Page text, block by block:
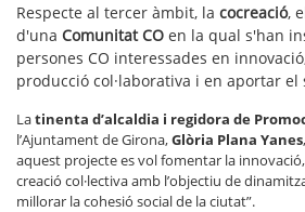
Respecte al tercer àmbit, la cocreació,
d'una Comunitat CO en la qual s'han
persones CO interessades en
producció col·laborativa i en aportar
Latinenta d’alcaldia i regidora de
l’Ajuntament de Girona,Glòria Plana Yanes
aquest projecte es vol fomentar la
creació col·lectiva amb l’objectiu de
millorar la cohesió social de la ciutat”.